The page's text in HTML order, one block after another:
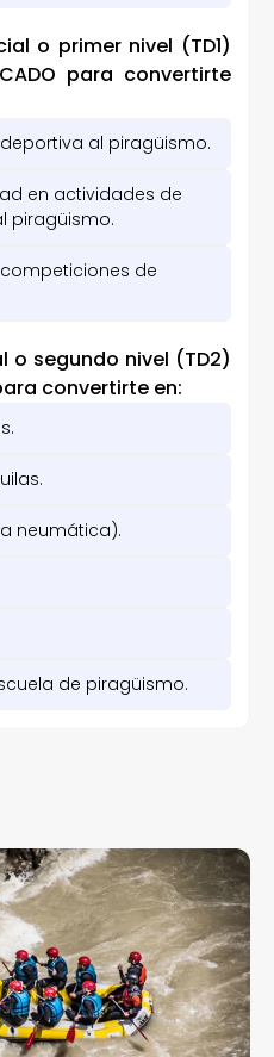
o primer nivel (TD1)
para convertirte
al piragüismo.
en actividades de
piragüismo.
de
o segundo nivel (TD2)
convertirte en:
neumática).
de piragüismo.